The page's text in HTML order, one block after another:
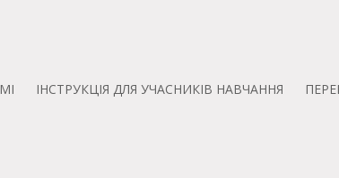
ІНСТРУКЦІЯ ДЛЯ УЧАСНИКІВ НАВЧАННЯ